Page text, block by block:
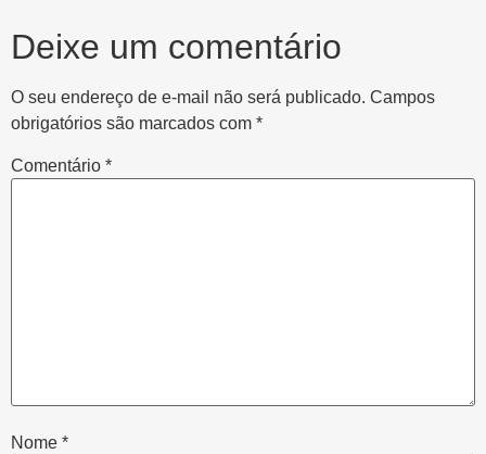
Deixe um comentário
O seu endereço de e-mail não será publicado. Campos
obrigatórios são marcados com *
Comentário *
Nome *